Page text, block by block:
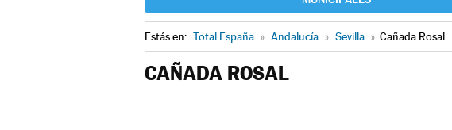
Estás en: Total España » Andalucía » Sevilla » Cañada Rosal
CAÑADA ROSAL